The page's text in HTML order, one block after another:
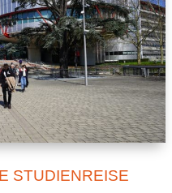
STUDIENREISE